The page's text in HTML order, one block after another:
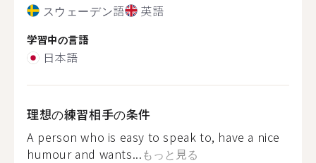
スウェーデン語 英語
学習中の言語
日本語
理想の練習相手の条件
A person who is easy to speak to, have a nice
humour and wants...もっと見る